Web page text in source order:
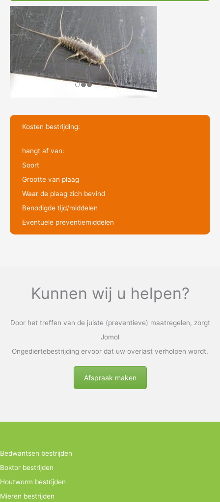
Kosten bestrijding:
hangt af van:
Soort
Grootte van plaag
Waar de plaag zich bevind
Benodigde tijd/middelen
Eventuele preventiemiddelen
Kunnen wij u helpen?
Door het treffen van de juiste (preventieve) maatregelen, zorgt
Jomol
Ongediertebestrijding ervoor dat uw overlast verholpen wordt.
Afspraak maken
Bedwantsen bestrijden
Boktor bestrijden
Houtworm bestrijden
Mieren bestrijden